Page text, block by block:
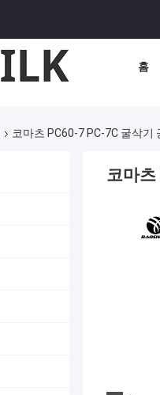
홈
코마츠 PC60-7 PC-7C 굴삭
코마